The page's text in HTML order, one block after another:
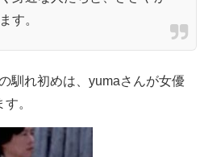
す。
馴れ初めは、yumaさんが女優
。